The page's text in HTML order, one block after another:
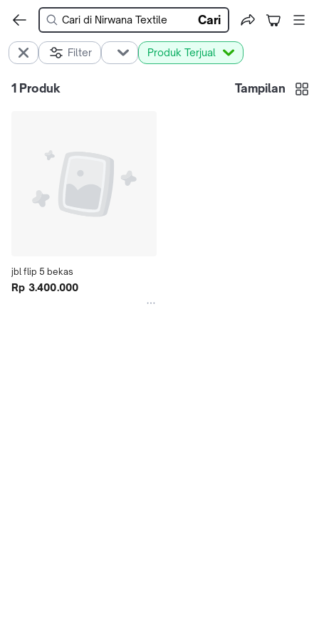
Cari
Filter Produk Terjual
1 Produk Tampilan
jbl flip 5 bekas
Rp 3.400.000